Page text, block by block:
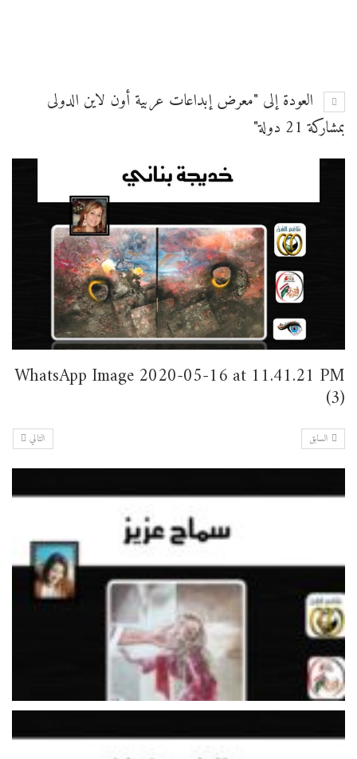
العودة إلى "معرض إبداعات عربية أون لاين الدولى
بمشاركة 21 دولة"
WhatsApp Image 2020-05-16 at 11.41.21 PM
(3)
التالي السابق